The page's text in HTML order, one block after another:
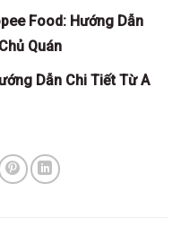
Food: Hướng Dẫn
Quán
Dẫn Chi Tiết Từ A